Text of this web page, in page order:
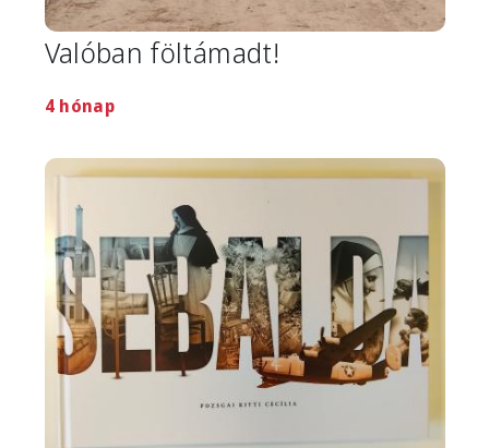
Valóban föltámadt!
4 hónap
Image